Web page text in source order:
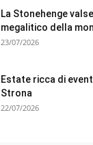
La Stonehenge
megalitico della
23/07/2026
Estate ricca di
Strona
22/07/2026